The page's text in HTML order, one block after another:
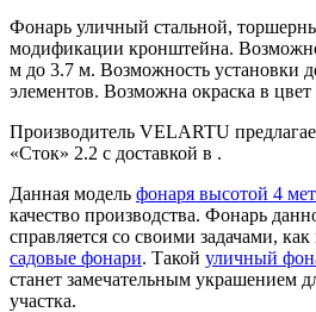
Фонарь уличный стальной,
модификации кронштейна.
м до 3.7 м. Возможность установки
элементов. Возможна окраска в цвет
Производитель VELARTU
«Сток» 2.2 с доставкой в .
Данная модель фонаря высотой 4
качество производства. Фонарь
справляется со своими задачами,
садовые фонари. Такой уличный
станет замечательным украшением
участка.